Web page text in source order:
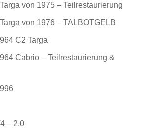
von 1975 – Teilrestaurierung
von 1976 – TALBOTGELB
C2 Targa
Cabrio – Teilrestaurierung &
– 2.0